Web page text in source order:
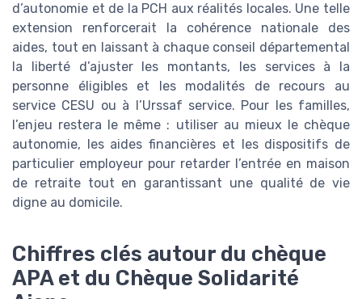
d’autonomie et de la PCH aux réalités locales. Une telle
extension renforcerait la cohérence nationale des
aides, tout en laissant à chaque conseil départemental
la liberté d’ajuster les montants, les services à la
personne éligibles et les modalités de recours au
service CESU ou à l’Urssaf service. Pour les familles,
l’enjeu restera le même : utiliser au mieux le chèque
autonomie, les aides financières et les dispositifs de
particulier employeur pour retarder l’entrée en maison
de retraite tout en garantissant une qualité de vie
digne au domicile.
Chiffres clés autour du chèque
APA et du Chèque Solidarité